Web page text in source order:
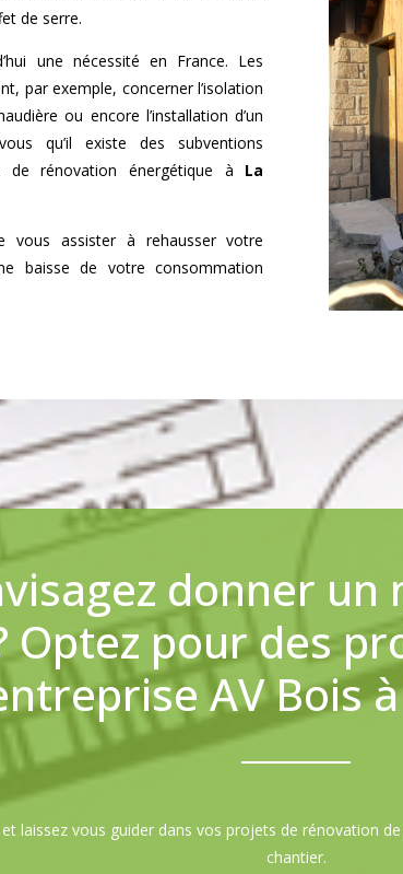
de serre.
une nécessité en France. Les
par exemple, concerner l’isolation
ou encore l’installation d’un
qu’il existe des subventions
de rénovation énergétique à La
vous assister à rehausser votre
baisse de votre consommation
donner
Optez pour des
AV Bois
laissez vous guider dans vos projets de rénovation
chantier.